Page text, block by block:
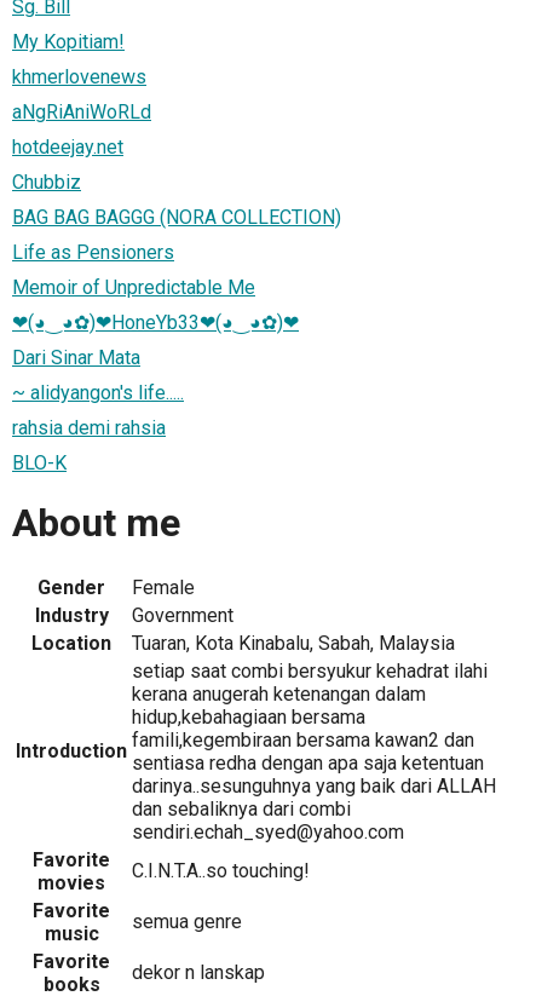
Sg. Bill
My Kopitiam!
khmerlovenews
aNgRiAniWoRLd
hotdeejay.net
Chubbiz
BAG BAG BAGGG (NORA COLLECTION)
Life as Pensioners
Memoir of Unpredictable Me
❤(◕‿◕✿)❤HoneYb33❤(◕‿◕✿)❤
Dari Sinar Mata
~ alidyangon's life.....
rahsia demi rahsia
BLO-K
About me
Gender
Female
Industry
Government
Location
Tuaran, Kota Kinabalu, Sabah, Malaysia
Introduction
setiap saat combi bersyukur kehadrat ilahi
kerana anugerah ketenangan dalam
hidup,kebahagiaan bersama
famili,kegembiraan bersama kawan2 dan
sentiasa redha dengan apa saja ketentuan
darinya..sesunguhnya yang baik dari ALLAH
dan sebaliknya dari combi
sendiri.echah_syed@yahoo.com
Favorite
movies
C.I.N.T.A..so touching!
Favorite
music
semua genre
Favorite
books
dekor n lanskap